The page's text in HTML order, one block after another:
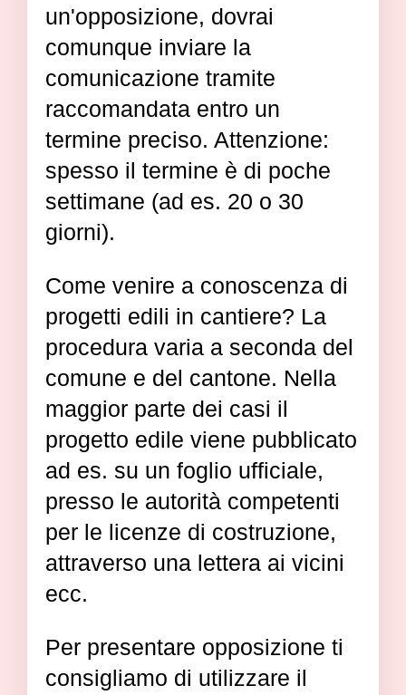
un'opposizione, dovrai
comunque inviare la
comunicazione tramite
raccomandata entro un
termine preciso. Attenzione:
spesso il termine è di poche
settimane (ad es. 20 o 30
giorni).
Come venire a conoscenza di
progetti edili in cantiere? La
procedura varia a seconda del
comune e del cantone. Nella
maggior parte dei casi il
progetto edile viene pubblicato
ad es. su un foglio ufficiale,
presso le autorità competenti
per le licenze di costruzione,
attraverso una lettera ai vicini
ecc.
Per presentare opposizione ti
consigliamo di utilizzare il